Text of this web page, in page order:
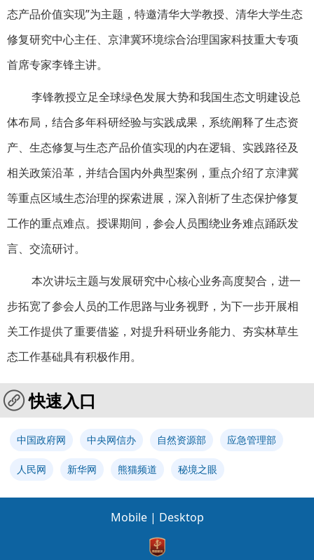
态产品价值实现”为主题，特邀清华大学教授、清华大学生态
修复研究中心主任、京津冀环境综合治理国家科技重大专项
首席专家李锋主讲。
李锋教授立足全球绿色发展大势和我国生态文明建设总
体布局，结合多年科研经验与实践成果，系统阐释了生态资
产、生态修复与生态产品价值实现的内在逻辑、实践路径及
相关政策沿革，并结合国内外典型案例，重点介绍了京津冀
等重点区域生态治理的探索进展，深入剖析了生态保护修复
工作的重点难点。授课期间，参会人员围绕业务难点踊跃发
言、交流研讨。
本次讲坛主题与发展研究中心核心业务高度契合，进一
步拓宽了参会人员的工作思路与业务视野，为下一步开展相
关工作提供了重要借鉴，对提升科研业务能力、夯实林草生
态工作基础具有积极作用。
快速入口
中国政府网 中央网信办 自然资源部 应急管理部
人民网 新华网 熊猫频道 秘境之眼
Mobile | Desktop